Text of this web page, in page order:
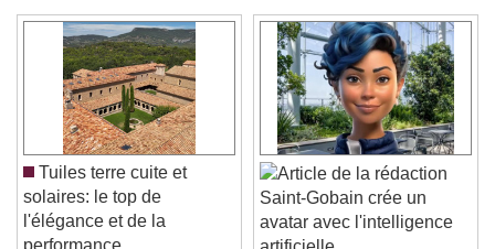
Tuiles terre cuite et
solaires: le top de
l'élégance et de la
Saint-Gobain crée un
avatar avec l'intelligence